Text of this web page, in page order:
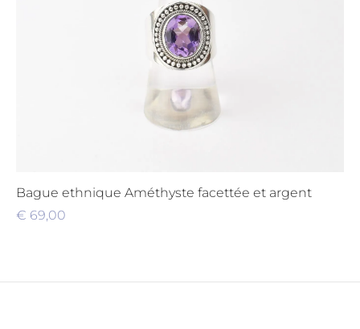
Bague ethnique Améthyste facettée et argent
€ 69,00